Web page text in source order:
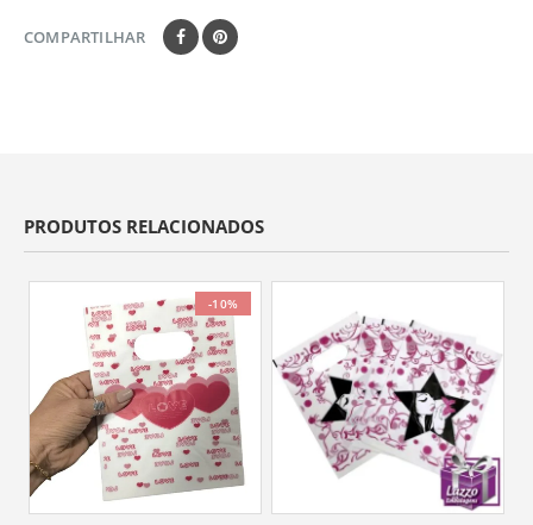
COMPARTILHAR
PRODUTOS RELACIONADOS
-10%